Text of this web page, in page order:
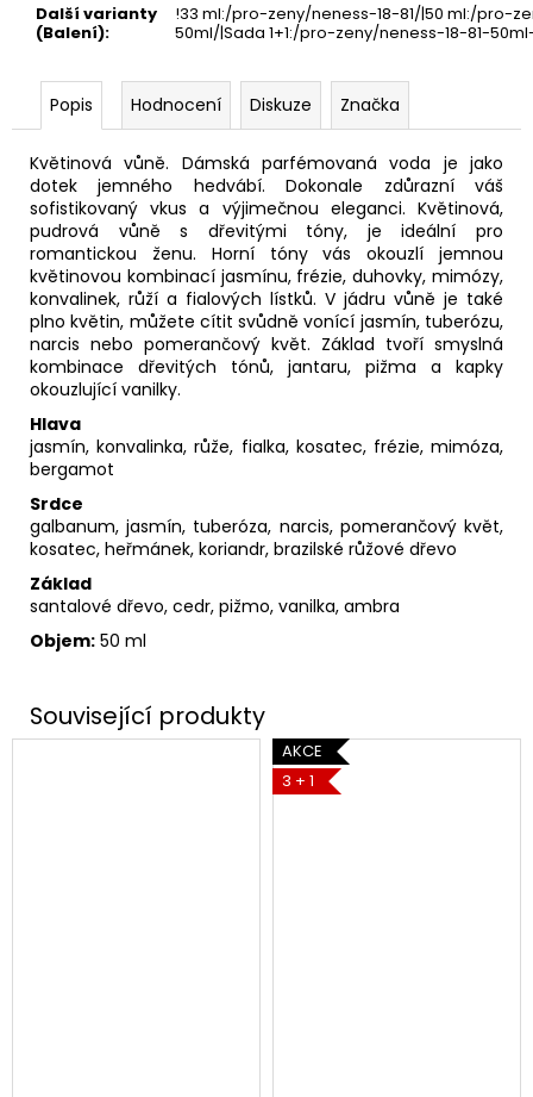
Další varianty
(Balení):
!33 ml:/pro-zeny/neness-18-81/|50 ml:/pro-
50ml/|Sada 1+1:/pro-zeny/neness-18-81-
Popis Hodnocení Diskuze Značka
Květinová vůně. Dámská parfémovaná voda je jako
dotek jemného hedvábí. Dokonale zdůrazní váš
sofistikovaný vkus a výjimečnou eleganci. Květinová,
pudrová vůně s dřevitými tóny, je ideální pro
romantickou ženu. Horní tóny vás okouzlí jemnou
květinovou kombinací jasmínu, frézie, duhovky, mimózy,
konvalinek, růží a fialových lístků. V jádru vůně je také
plno květin, můžete cítit svůdně vonící jasmín, tuberózu,
narcis nebo pomerančový květ. Základ tvoří smyslná
kombinace dřevitých tónů, jantaru, pižma a kapky
okouzlující vanilky.
Hlava
jasmín, konvalinka, růže, fialka, kosatec, frézie, mimóza,
bergamot
Srdce
galbanum, jasmín, tuberóza, narcis, pomerančový květ,
kosatec, heřmánek, koriandr, brazilské růžové dřevo
Základ
santalové dřevo, cedr, pižmo, vanilka, ambra
Objem: 50 ml
AKCE
3 + 1